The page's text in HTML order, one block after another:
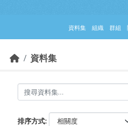
資料集 組織 群組
資料集
排序方式